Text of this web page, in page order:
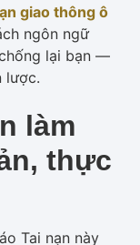
giao thông ô
ngôn ngữ
lại bạn —
lược.
làm
thực
Tai nạn này